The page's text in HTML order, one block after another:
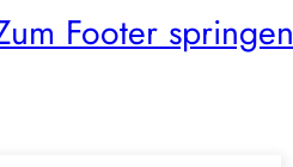
Footer springen